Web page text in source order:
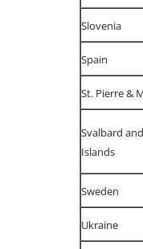
Slovenia
Spain
St. Pierre &
Svalbard
Islands
Sweden
Ukraine